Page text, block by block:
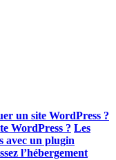
un site WordPress ?
WordPress ? Les
avec un plugin
l’hébergement